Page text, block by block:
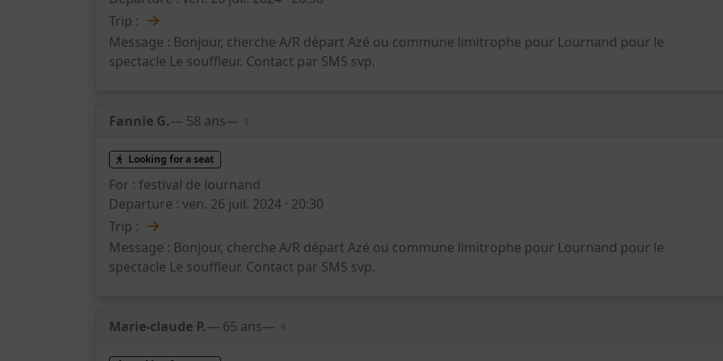
Trip : →
Message : Bonjour, cherche A/R départ Azé ou commune limitrophe pour Lournand pour le
spectacle Le souffleur. Contact par SMS svp.
Fannie G.— 58 ans— ♀️
Looking for a seat
For : festival de lournand
Departure : ven. 26 juil. 2024 · 20:30
Trip : →
Message : Bonjour, cherche A/R départ Azé ou commune limitrophe pour Lournand pour le
spectacle Le souffleur. Contact par SMS svp.
Marie-claude P.— 65 ans— ♀️